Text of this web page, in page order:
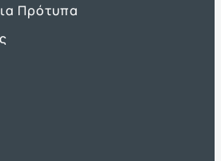
Πρότυπα